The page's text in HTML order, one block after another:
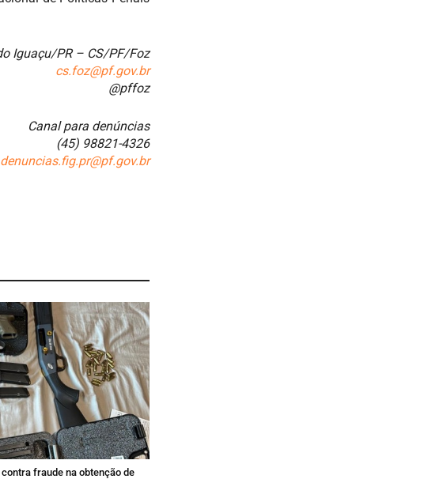
Iguaçu/PR – CS/PF/Foz
cs.foz@pf.gov.br
@pffoz
Canal para denúncias
(45) 98821-4326
denuncias.fig.pr@pf.gov.br
fraude na obtenção de